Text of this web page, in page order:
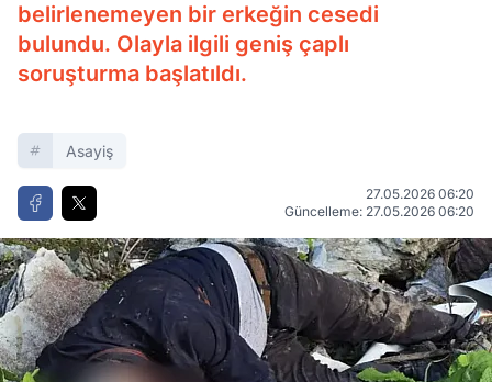
belirlenemeyen bir erkeğin cesedi
bulundu. Olayla ilgili geniş çaplı
soruşturma başlatıldı.
Asayiş
27.05.2026 06:20
Güncelleme: 27.05.2026 06:20